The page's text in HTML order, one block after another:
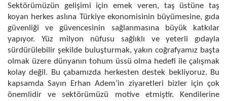
Sektörümüzün gelişimi için emek veren, taş üstüne taş
koyan herkes aslına Türkiye ekonomisinin büyümesine, gıda
güvenliği ve güvencesinin sağlanmasına büyük katkılar
yapıyor. Yüz milyon nüfusu sağlıklı ve yeterli gıdayla
sürdürülebilir şekilde buluşturmak, yakın coğrafyamız başta
olmak üzere dünyanın tohum üssü olma hedefi ile çalışmak
kolay değil. Bu çabamızda herkesten destek bekliyoruz. Bu
kapsamda Sayın Erhan Adem’in ziyaretleri bizler için çok
önemlidir ve sektörümüzü motive etmiştir. Kendilerine